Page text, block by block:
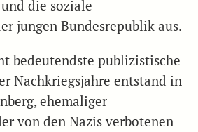
die soziale
jungen Bundesrepublik aus.
bedeutendste publizistische
Nachkriegsjahre entstand in
ehemaliger
von den Nazis verbotenen